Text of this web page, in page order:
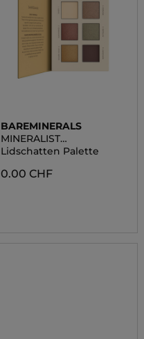
BAREMINERALS
MINERALIST
EYESHADOW PALETTE
Lidschatten Palette
0.00 CHF